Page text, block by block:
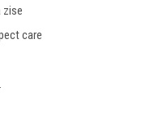
zise
care